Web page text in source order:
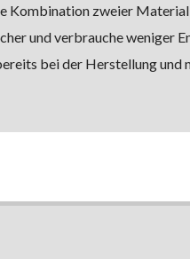
Kombination zweier
und verbrauche weniger
bei der Herstellung